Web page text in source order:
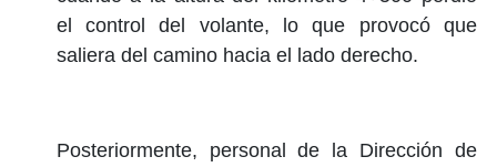
el control del volante, lo que provocó que
saliera del camino hacia el lado derecho.
Posteriormente, personal de la Dirección de